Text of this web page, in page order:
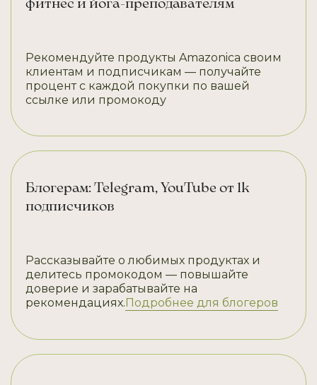
фитнес и йога-преподавателям
Рекомендуйте продукты Amazonica своим
клиентам и подписчикам — получайте
процент с каждой покупки по вашей
ссылке или промокоду
Блогерам: Telegram, YouTube от 1k
подписчиков
Рассказывайте о любимых продуктах и
делитесь промокодом — повышайте
доверие и зарабатывайте на
рекомендациях.Подробнее для блогеров